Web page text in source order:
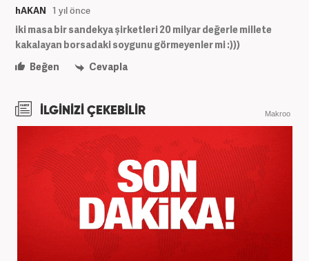
hAKAN 1 yıl önce
iki masa bir sandekya şirketleri 20 milyar değerle millete
kakalayan borsadaki soygunu görmeyenler mi :)))
Beğen
Cevapla
İLGİNİZİ ÇEKEBİLİR Makroo